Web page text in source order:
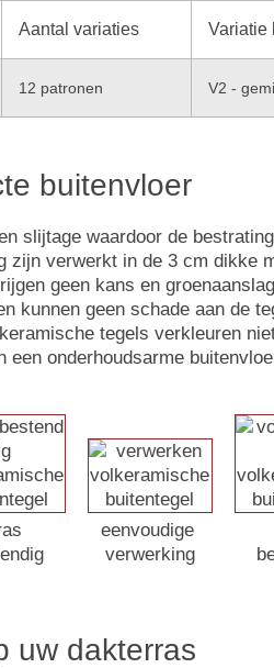
Aantal variaties Variatie
12 patronen V2 -
buitenvloer
slijtage waardoor de
zijn verwerkt in de 3 cm dikke
geen kans en
kunnen geen schade aan de
tegels verkleuren
onderhoudsarme
eenvoudige
verwerking
uw dakterras